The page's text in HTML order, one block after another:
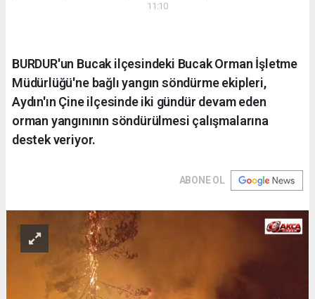
11:10
BURDUR'un Bucak ilçesindeki Bucak Orman İşletme
Müdürlüğü'ne bağlı yangın söndürme ekipleri,
Aydın'ın Çine ilçesinde iki gündür devam eden
orman yangınının söndürülmesi çalışmalarına
destek veriyor.
ABONE OL